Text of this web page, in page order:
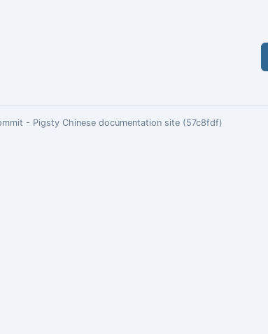
- Pigsty Chinese documentation site (57c8fdf)